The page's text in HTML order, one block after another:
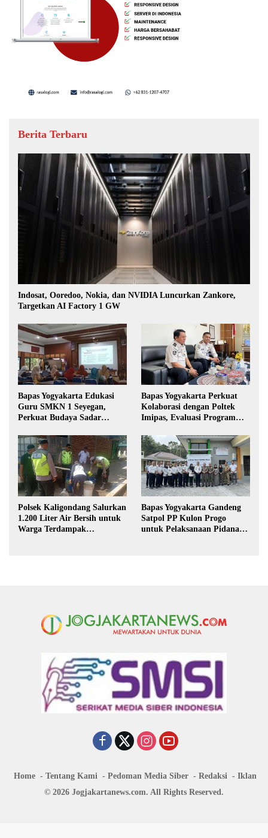
Berita Terbaru
Indosat, Ooredoo, Nokia, dan NVIDIA Luncurkan Zankore,
Targetkan AI Factory 1 GW
Bapas Yogyakarta Edukasi
Guru SMKN 1 Seyegan,
Perkuat Budaya Sadar
Bapas Yogyakarta Perkuat
Kolaborasi dengan Poltek
Imipas, Evaluasi Program
Polsek Kaligondang Salurkan
1.200 Liter Air Bersih untuk
Warga Terdampak
Bapas Yogyakarta Gandeng
Satpol PP Kulon Progo
untuk Pelaksanaan Pidana
Home Tentang Kami Pedoman Media Siber Redaksi
Iklan
© 2026 Jogjakartanews.com. All Rights Reserved.